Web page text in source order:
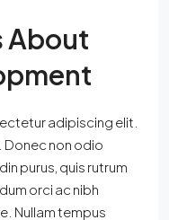
About
adipiscing elit.
Donec non odio
purus, quis rutrum
orci ac nibh
Nullam tempus